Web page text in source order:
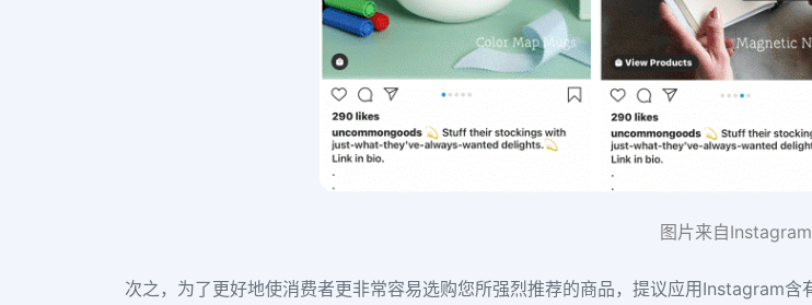
图片来自Instagram
次之，为了更好地使消费者更非常容易选购您所强烈推荐的商品，提议应用Instagram